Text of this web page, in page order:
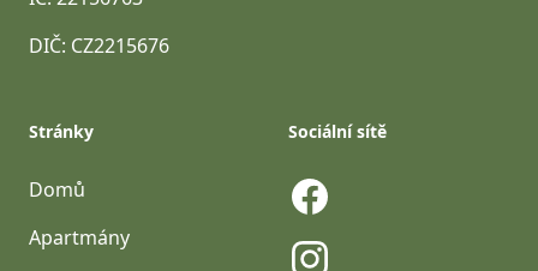
DIČ: CZ2215676
Stránky
Domů
Apartmány
Sociální sítě